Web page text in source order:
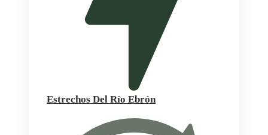
Estrechos Del Río Ebrón